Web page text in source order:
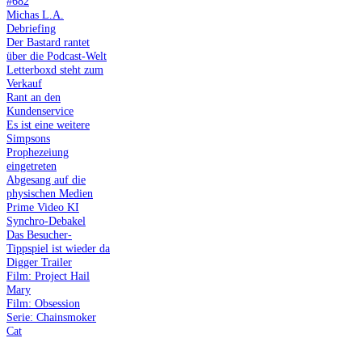
Michas L.A.
Debriefing
Der Bastard rantet
über die Podcast-Welt
Letterboxd steht zum
Verkauf
Rant an den
Kundenservice
Es ist eine weitere
Simpsons
Prophezeiung
eingetreten
Abgesang auf die
physischen Medien
Prime Video KI
Synchro-Debakel
Das Besucher-
Tippspiel ist wieder da
Digger Trailer
Film: Project Hail
Mary
Film: Obsession
Serie: Chainsmoker
Cat